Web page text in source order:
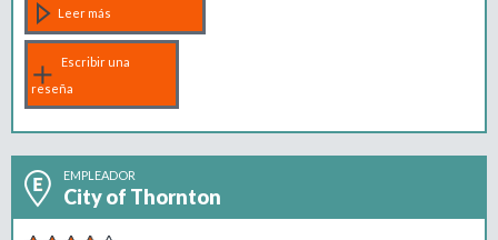
n
t
o
Leer más
Escribir una
reseña
EMPLEADOR
City of Thornton